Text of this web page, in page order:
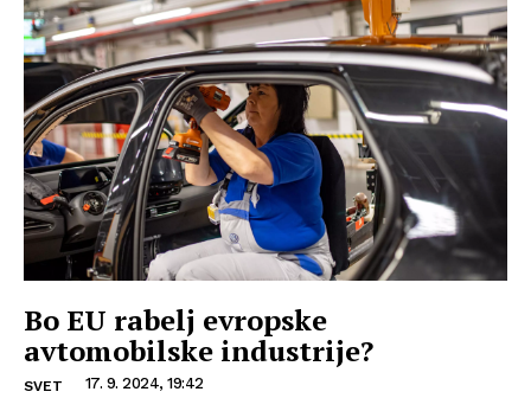
Bo EU rabelj evropske
avtomobilske industrije?
SVET 17. 9. 2024, 19:42